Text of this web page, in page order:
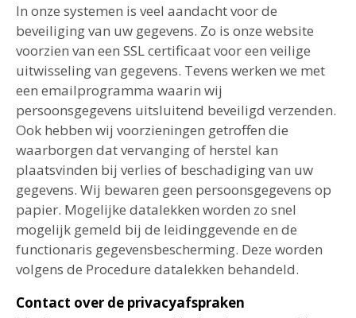
In onze systemen is veel aandacht voor de
beveiliging van uw gegevens. Zo is onze website
voorzien van een SSL certificaat voor een veilige
uitwisseling van gegevens. Tevens werken we met
een emailprogramma waarin wij
persoonsgegevens uitsluitend beveiligd verzenden.
Ook hebben wij voorzieningen getroffen die
waarborgen dat vervanging of herstel kan
plaatsvinden bij verlies of beschadiging van uw
gegevens. Wij bewaren geen persoonsgegevens op
papier. Mogelijke datalekken worden zo snel
mogelijk gemeld bij de leidinggevende en de
functionaris gegevensbescherming. Deze worden
volgens de Procedure datalekken behandeld.
Contact over de privacyafspraken